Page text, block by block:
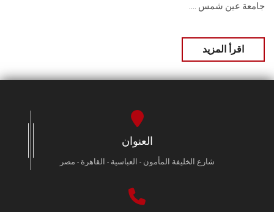
جامعة عين شمس ....
اقرأ المزيد
العنوان
شارع الخليفة المأمون - العباسية - القاهرة - مصر